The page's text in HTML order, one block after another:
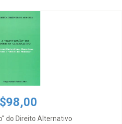
do Direito Alternativo